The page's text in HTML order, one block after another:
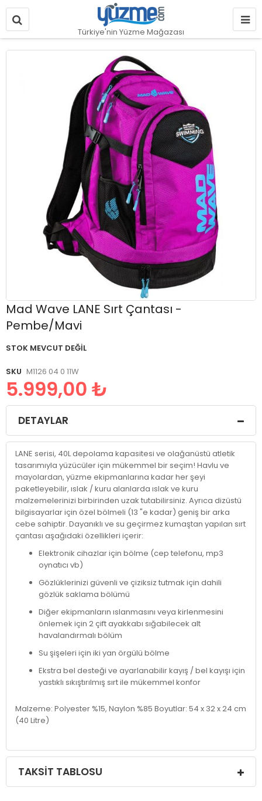
Türkiye'nin Yüzme Mağazası
Mad Wave LANE Sırt Çantası -
Pembe/Mavi
STOK MEVCUT DEĞIL
SKU M1126 04 0 11W
5.999,00 ₺
Resim
Resim
başlangıcına
DETAYLAR
LANE serisi, 40L depolama kapasitesi ve olağanüstü atletik
tasarımıyla yüzücüler için mükemmel bir seçim! Havlu ve
mayolardan, yüzme ekipmanlarına kadar her şeyi
paketleyebilir, ıslak / kuru alanlarda ıslak ve kuru
malzemelerinizi birbirinden uzak tutabilirsiniz. Ayrıca dizüstü
bilgisayarlar için özel bölmeli (13 "e kadar) geniş bir arka
cebe sahiptir. Dayanıklı ve su geçirmez kumaştan yapılan sırt
çantası aşağıdaki özellikleri içerir:
Elektronik cihazlar için bölme (cep telefonu, mp3
oynatıcı vb)
Gözlüklerinizi güvenli ve çiziksiz tutmak için dahili
gözlük saklama bölümü
Diğer ekipmanların ıslanmasını veya kirlenmesini
önlemek için 2 çift ayakkabı sığabilecek alt
havalandırmalı bölüm
Su şişeleri için iki yan örgülü bölme
Ekstra bel desteği ve ayarlanabilir kayış / bel kayışı için
yastıklı sıkıştırılmış sırt ile mükemmel konfor
Malzeme: Polyester %15, Naylon %85 Boyutlar: 54 x 32 x 24 cm
(40 Litre)
TAKSIT TABLOSU